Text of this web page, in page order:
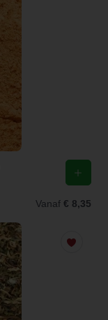
Vanaf € 8,35